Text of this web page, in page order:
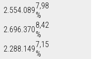
2.554.0897,98
%
2.696.3708,42
%
2.288.1497,15
%